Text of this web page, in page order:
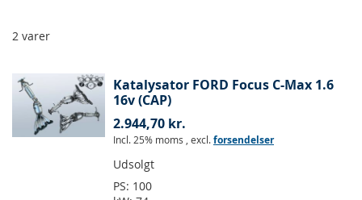
2 varer
Katalysator FORD Focus C-Max 1.6
16v (CAP)
2.944,70 kr.
Incl. 25% moms , excl.forsendelser
Udsolgt
PS: 100